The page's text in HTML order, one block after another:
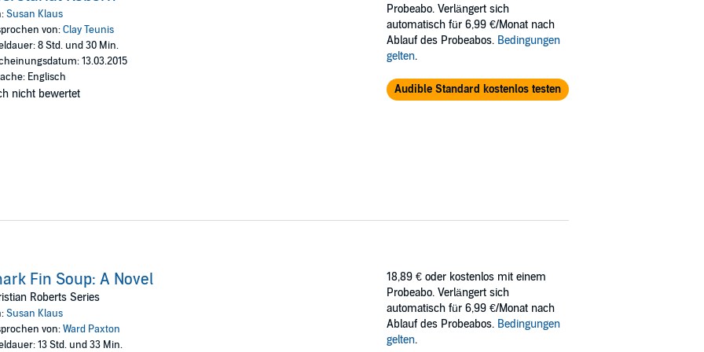
Susan Klaus
von:Clay Teunis
8 Std. und 30 Min.
13.03.2015
Englisch
nicht bewertet
Probeabo. Verlängert sich
automatisch für 6,99 €/Monat nach
Ablauf des Probeabos. Bedingungen
gelten.
Audible Standard kostenlos testen
Fin Soup: A Novel
Roberts Series
Susan Klaus
von:Ward Paxton
13 Std. und 33 Min.
18,89 € oder kostenlos mit einem
Probeabo. Verlängert sich
automatisch für 6,99 €/Monat nach
Ablauf des Probeabos. Bedingungen
gelten.